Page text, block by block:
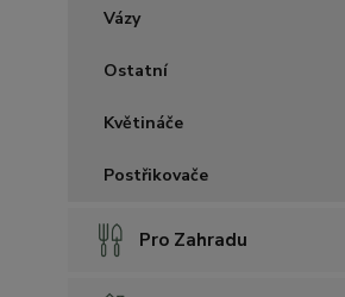
Vázy
Ostatní
Květináče
Postřikovače
Pro Zahradu